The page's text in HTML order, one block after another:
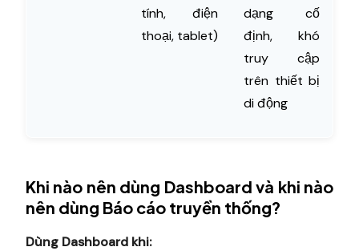
tính, điện
thoại, tablet)
dạng cố
định, khó
truy cập
trên thiết bị
di động
Khi nào nên dùng Dashboard và khi nào
nên dùng Báo cáo truyền thống?
Dùng Dashboard khi: